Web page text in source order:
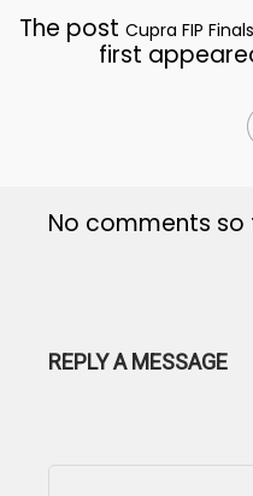
The post Cupra FIP
first
No comments so
REPLY A MESSAGE